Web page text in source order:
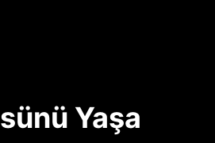
Yaşa